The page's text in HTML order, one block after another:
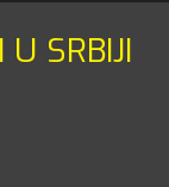
SRBIJI